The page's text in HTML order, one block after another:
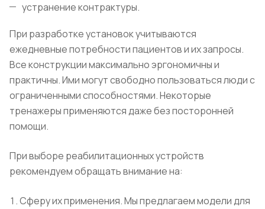
устранение контрактуры.
При разработке установок учитываются
ежедневные потребности пациентов и их запросы.
Все конструкции максимально эргономичны и
практичны. Ими могут свободно пользоваться люди с
ограниченными способностями. Некоторые
тренажеры применяются даже без посторонней
помощи.
При выборе реабилитационных устройств
рекомендуем обращать внимание на:
Сферу их применения. Мы предлагаем модели для